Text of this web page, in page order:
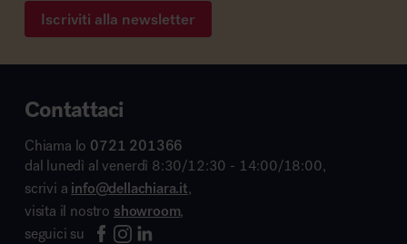
Iscriviti alla newsletter
Contattaci
Chiama lo 0721 201366
dal lunedì al venerdì 8:30/12:30 - 14:00/18:00,
scrivi a info@dellachiara.it,
visita il nostro showroom,
seguici su